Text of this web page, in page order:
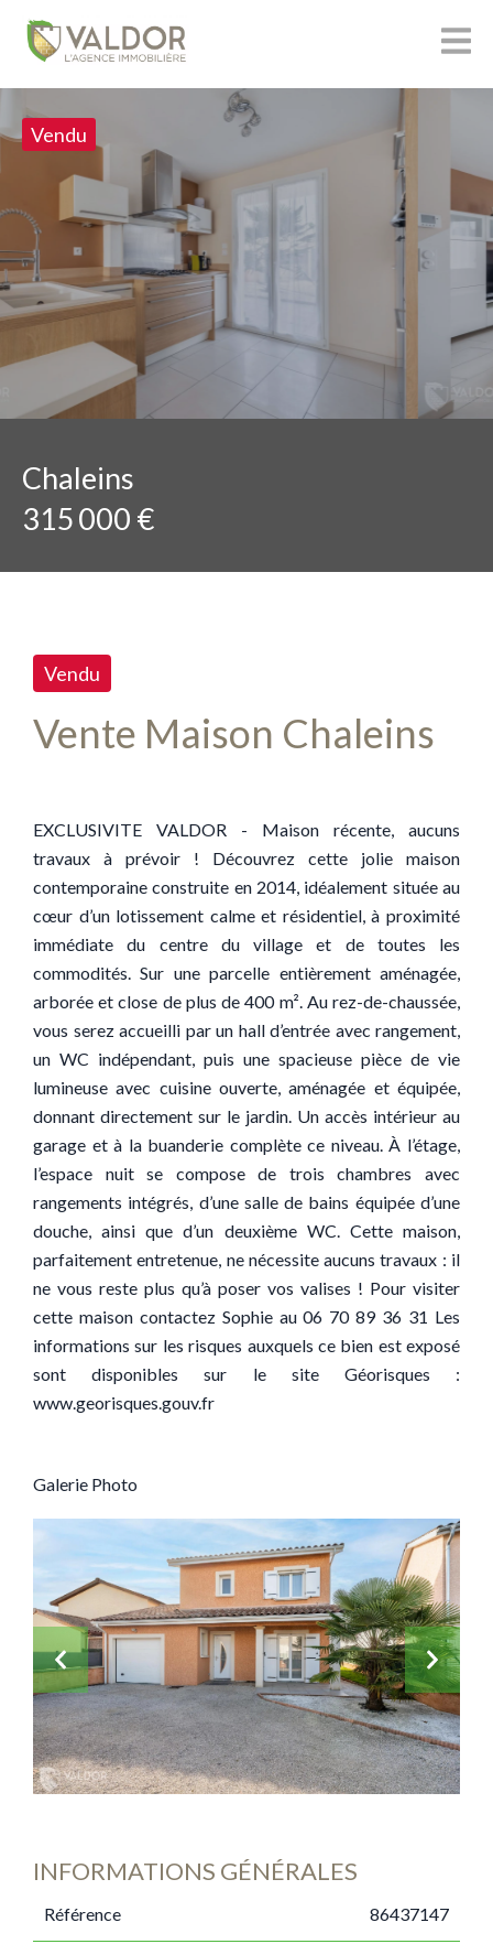
Vendu
Chaleins
315 000 €
Vendu
Vente Maison Chaleins
EXCLUSIVITE VALDOR - Maison récente, aucuns
travaux à prévoir ! Découvrez cette jolie maison
contemporaine construite en 2014, idéalement située au
cœur d’un lotissement calme et résidentiel, à proximité
immédiate du centre du village et de toutes les
commodités. Sur une parcelle entièrement aménagée,
arborée et close de plus de 400 m². Au rez-de-chaussée,
vous serez accueilli par un hall d’entrée avec rangement,
un WC indépendant, puis une spacieuse pièce de vie
lumineuse avec cuisine ouverte, aménagée et équipée,
donnant directement sur le jardin. Un accès intérieur au
garage et à la buanderie complète ce niveau. À l’étage,
l’espace nuit se compose de trois chambres avec
rangements intégrés, d’une salle de bains équipée d’une
douche, ainsi que d’un deuxième WC. Cette maison,
parfaitement entretenue, ne nécessite aucuns travaux : il
ne vous reste plus qu’à poser vos valises ! Pour visiter
cette maison contactez Sophie au 06 70 89 36 31 Les
informations sur les risques auxquels ce bien est exposé
sont disponibles sur le site Géorisques :
www.georisques.gouv.fr
Galerie Photo
INFORMATIONS GÉNÉRALES
Référence 86437147